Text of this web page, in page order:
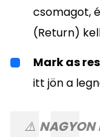
csomagot,
(Return)
Mark as
itt jön a
⚠️ NAGYON